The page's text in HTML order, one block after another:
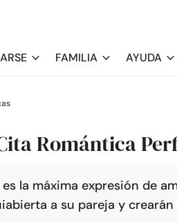
FAMILIA AYUDA
Romántica
la máxima expresión de
a su pareja y